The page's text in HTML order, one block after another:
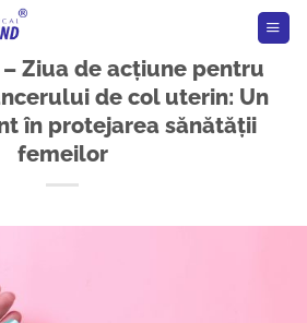
Ziua de acțiune pentru
de col uterin: Un
în protejarea sănătății
femeilor